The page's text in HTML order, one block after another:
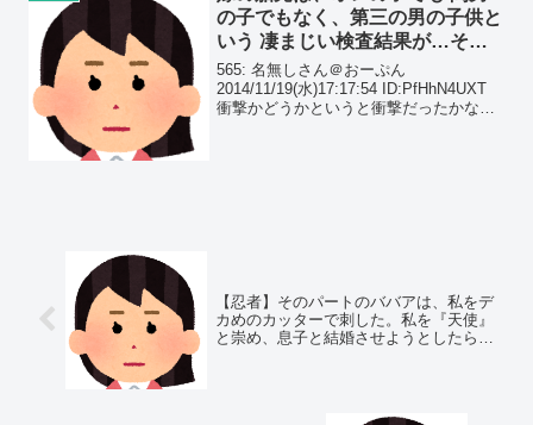
の子でもなく、第三の男の子供と
いう 凄まじい検査結果が…その
結末は…
565: 名無しさん＠おーぷん
2014/11/19(水)17:17:54 ID:PfHhN4UXT
衝撃かどうかというと衝撃だったかな半
【忍者】そのパートのババアは、私をデ
カめのカッターで刺した。私を『天使』
と崇め、息子と結婚させようとしたらし